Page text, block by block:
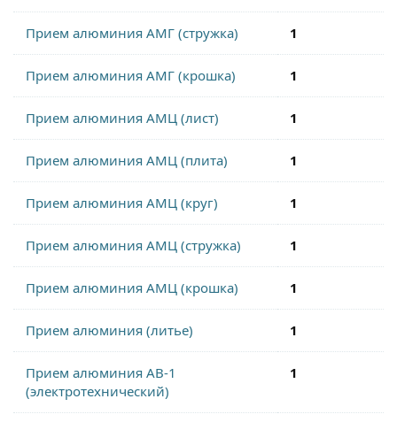
Прием алюминия АМГ (стружка) 1
Прием алюминия АМГ (крошка) 1
Прием алюминия АМЦ (лист) 1
Прием алюминия АМЦ (плита) 1
Прием алюминия АМЦ (круг) 1
Прием алюминия АМЦ (стружка) 1
Прием алюминия АМЦ (крошка) 1
Прием алюминия (литье) 1
Прием алюминия АВ-1
(электротехнический)
1